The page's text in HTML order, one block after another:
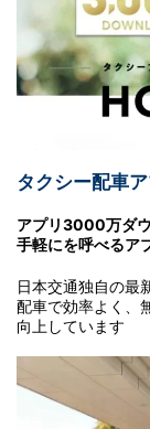
タクシー配車
アプリ3000万ダ
手軽にを呼べるア
日本交通独自の最
配車で効率よく、
向上しています